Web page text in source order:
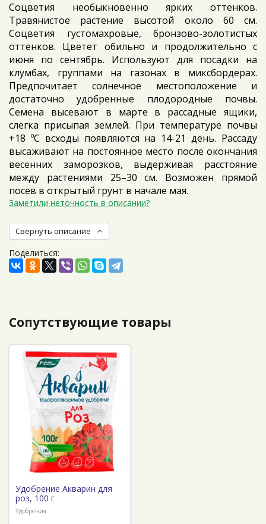
Соцветия необыкновенно ярких оттенков.
Травянистое растение высотой около 60 см.
Соцветия густомахровые, бронзово-золотистых
оттенков. Цветет обильно и продолжительно с
июня по сентябрь. Используют для посадки на
клумбах, группами на газонах в миксбордерах.
Предпочитает солнечное местоположение и
достаточно удобренные плодородные почвы.
Семена высевают в марте в рассадные ящики,
слегка присыпая землей. При температуре почвы
+18 ºC всходы появляются на 14-21 день. Рассаду
высаживают на постоянное место после окончания
весенних заморозков, выдерживая расстояние
между растениями 25–30 см. Возможен прямой
посев в открытый грунт в начале мая.
Заметили неточность в описании?
Свернуть описание
Поделиться:
Сопутствующие товары
Удобрение Акварин для
роз, 100 г
Удобрения